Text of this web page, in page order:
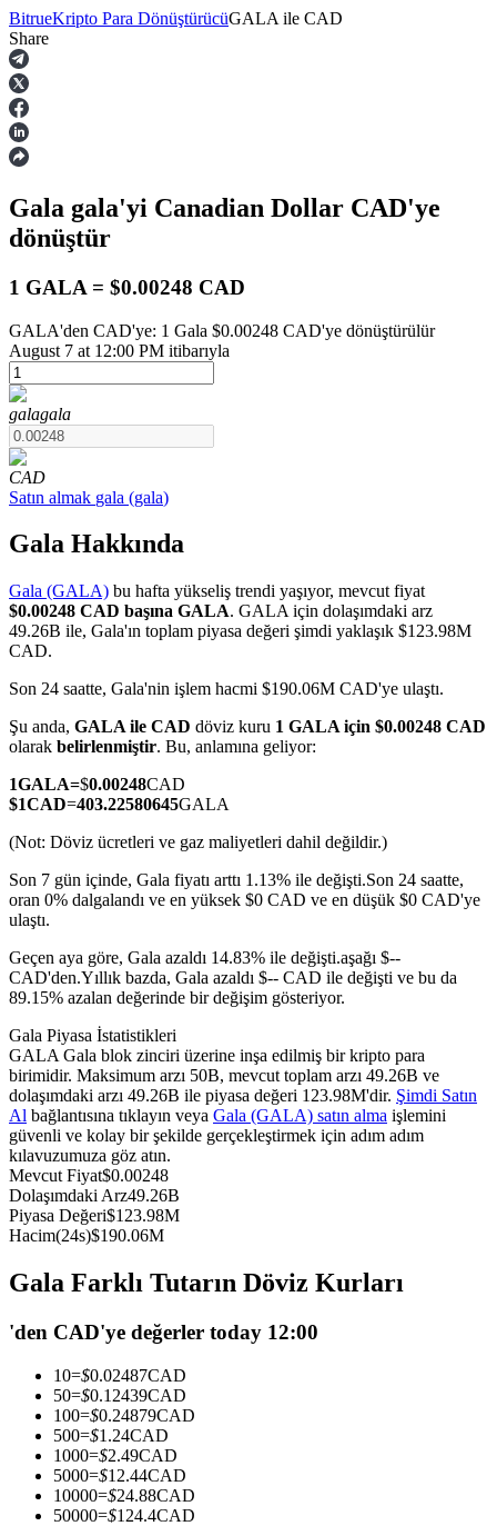
Vadeli İşlemler
USDT Vadeli İşlemleri
COIN-M Vadeli İşlemleri
Kripto Para Vadeli İşlemleri
TradFi
Hisse senetleri, döviz, değerli metaller ve emtia türevleri
USDC Vadeli İşlemleri
Kopya Ticaret
En iyi traderlarla güçlerinizi birleştirin
Kopya Tüccarı Olun
BitrueKripto Para DönüştürücüGALA ile CAD
Share
Gala gala'yi Canadian Dollar CAD'ye
dönüştür
1 GALA = $0.00248 CAD
GALA'den CAD'ye: 1 Gala $0.00248 CAD'ye dönüştürülür
August 7 at 12:00 PM itibarıyla
galagala
CAD
Satın almak gala (gala)
Gala Hakkında
Gala (GALA) bu hafta yükseliş trendi yaşıyor, mevcut fiyat
$0.00248 CAD başına GALA. GALA için dolaşımdaki arz
49.26B ile, Gala'ın toplam piyasa değeri şimdi yaklaşık $123.98M
CAD.
Son 24 saatte, Gala'nin işlem hacmi $190.06M CAD'ye ulaştı.
Şu anda, GALA ile CAD döviz kuru 1 GALA için $0.00248 CAD
olarak belirlenmiştir. Bu, anlamına geliyor:
1GALA=$0.00248CAD
$1CAD=403.22580645GALA
(Not: Döviz ücretleri ve gaz maliyetleri dahil değildir.)
Son 7 gün içinde, Gala fiyatı arttı 1.13% ile değişti.Son 24 saatte,
oran 0% dalgalandı ve en yüksek $0 CAD ve en düşük $0 CAD'ye
ulaştı.
Geçen aya göre, Gala azaldı 14.83% ile değişti.aşağı $--
CAD'den.Yıllık bazda, Gala azaldı $-- CAD ile değişti ve bu da
89.15% azalan değerinde bir değişim gösteriyor.
Gala Piyasa İstatistikleri
GALA Gala blok zinciri üzerine inşa edilmiş bir kripto para
birimidir. Maksimum arzı 50B, mevcut toplam arzı 49.26B ve
dolaşımdaki arzı 49.26B ile piyasa değeri 123.98M'dir. Şimdi Satın
Al bağlantısına tıklayın veya Gala (GALA) satın alma işlemini
güvenli ve kolay bir şekilde gerçekleştirmek için adım adım
kılavuzumuza göz atın.
Mevcut Fiyat$0.00248
Dolaşımdaki Arz49.26B
Piyasa Değeri$123.98M
Hacim(24s)$190.06M
Gala Farklı Tutarın Döviz Kurları
'den CAD'ye değerler today 12:00
10=$0.02487CAD
50=$0.12439CAD
100=$0.24879CAD
500=$1.24CAD
1000=$2.49CAD
5000=$12.44CAD
10000=$24.88CAD
50000=$124.4CAD